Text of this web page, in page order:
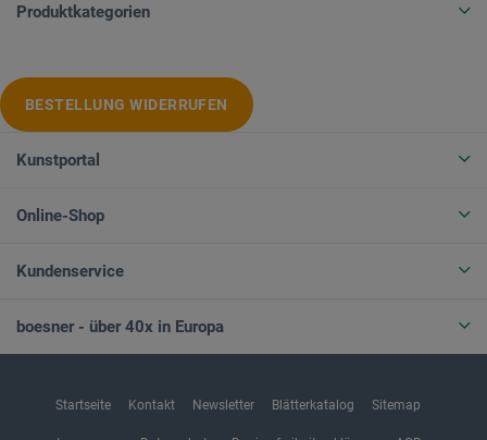
Produktkategorien
BESTELLUNG WIDERRUFEN
Kunstportal
Online-Shop
Kundenservice
boesner - über 40x in Europa
Startseite Kontakt Newsletter Blätterkatalog Sitemap